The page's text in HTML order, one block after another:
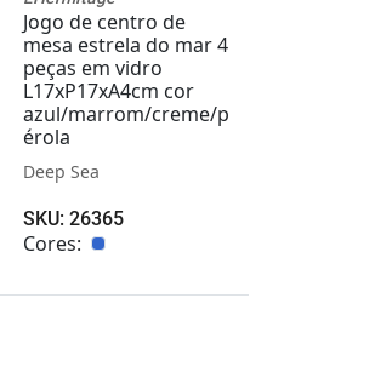
Jogo de centro de
mesa estrela do mar 4
peças em vidro
L17xP17xA4cm cor
azul/marrom/creme/p
érola
Deep Sea
SKU: 26365
Cores: